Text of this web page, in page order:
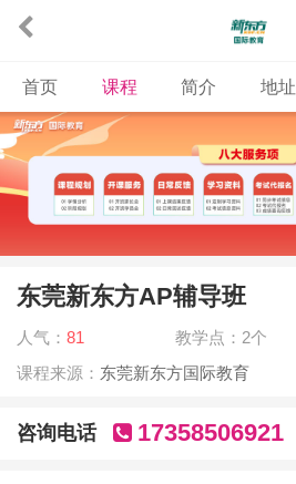
首页 课程 简介 地址
东莞新东方AP辅导班
人气： 81 教学点：2个
课程来源： 东莞新东方国际教育
咨询电话 17358506921